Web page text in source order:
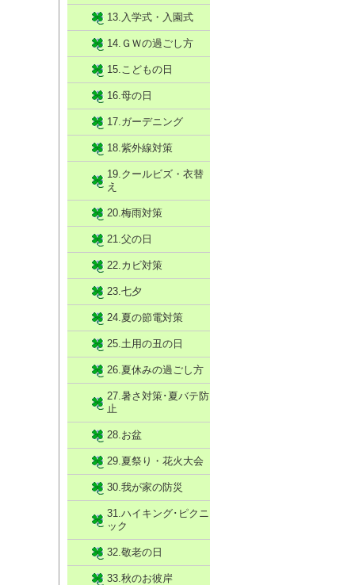
13.入学式・入園式
14.ＧＷの過ごし方
15.こどもの日
16.母の日
17.ガーデニング
18.紫外線対策
19.クールビズ・衣替
え
20.梅雨対策
21.父の日
22.カビ対策
23.七夕
24.夏の節電対策
25.土用の丑の日
26.夏休みの過ごし方
27.暑さ対策･夏バテ防
止
28.お盆
29.夏祭り・花火大会
30.我が家の防災
31.ハイキング･ピクニ
ック
32.敬老の日
33.秋のお彼岸